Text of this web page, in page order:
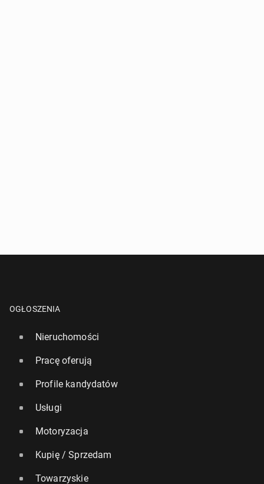
OGŁOSZENIA
Nieruchomości
Pracę oferują
Profile kandydatów
Usługi
Motoryzacja
Kupię / Sprzedam
Towarzyskie